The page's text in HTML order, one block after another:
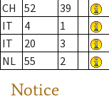
CH
52 39
IT
4 1
IT
20 3
NL 55 2
Notice